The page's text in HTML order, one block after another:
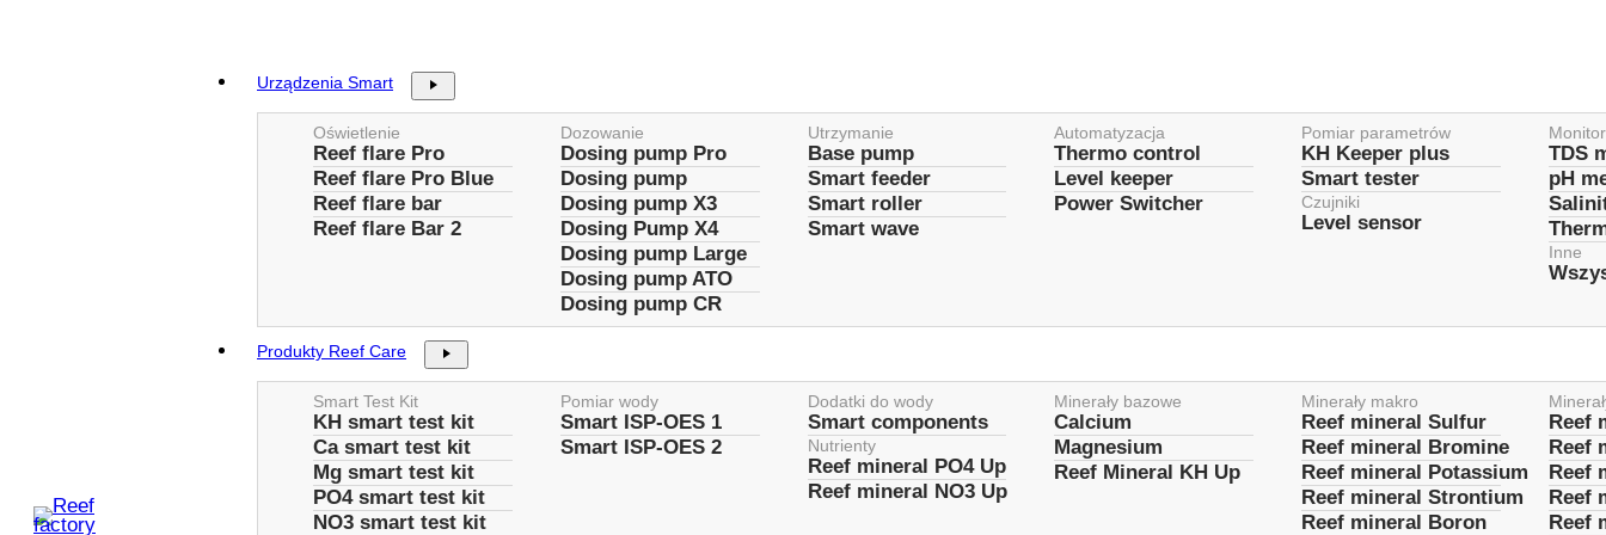
Urządzenia Smart
Oświetlenie
Reef flare Pro
Reef flare Pro Blue
Reef flare bar
Reef flare Bar 2
Dozowanie
Dosing pump Pro
Dosing pump
Dosing pump X3
Dosing Pump X4
Dosing pump Large
Dosing pump ATO
Dosing pump CR
Utrzymanie
Base pump
Smart feeder
Smart roller
Smart wave
Automatyzacja
Thermo control
Level keeper
Power Switcher
Pomiar parametrów
KH Keeper plus
Smart tester
Czujniki
Level sensor
TDS
pH
Inne
Produkty Reef Care
Smart Test Kit
KH smart test kit
Ca smart test kit
Mg smart test kit
PO4 smart test kit
NO3 smart test kit
Pomiar wody
Smart ISP-OES 1
Smart ISP-OES 2
Dodatki do wody
Smart components
Nutrienty
Reef mineral PO4 Up
Reef mineral NO3 Up
Minerały bazowe
Calcium
Magnesium
Reef Mineral KH Up
Minerały makro
Reef mineral Sulfur
Reef mineral Bromine
Reef mineral Potassium
Reef mineral Strontium
Reef mineral Boron
Reef
Reef
Reef
Reef
Reef